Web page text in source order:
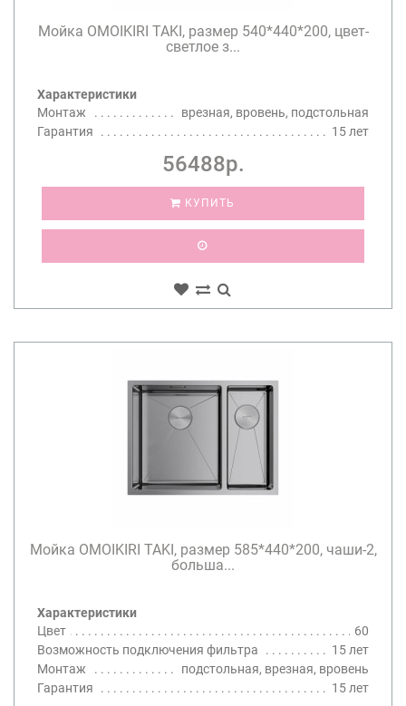
Мойка OMOIKIRI TAKI, размер 540*440*200, цвет-
светлое з...
Характеристики
Монтаж
врезная, вровень, подстольная
Гарантия
15 лет
56488р.
КУПИТЬ
Мойка OMOIKIRI TAKI, размер 585*440*200, чаши-2,
больша...
Характеристики
Цвет
60
Возможность подключения фильтра
15 лет
Монтаж
подстольная, врезная, вровень
Гарантия
15 лет